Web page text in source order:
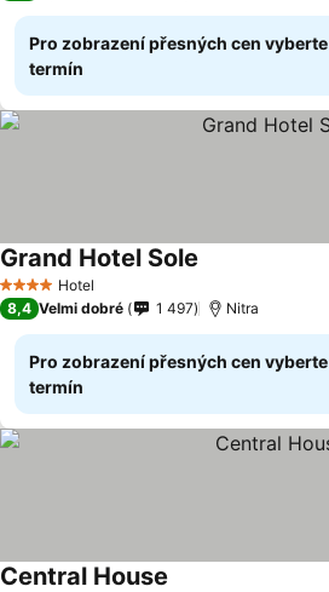
Pro zobrazení přesných cen vyberte
termín
4 Počet hvězdiček
Hotel
Grand Hotel Sole
8,4 Velmi dobré 1 497 Nitra
Pro zobrazení přesných cen vyberte
termín
Central House